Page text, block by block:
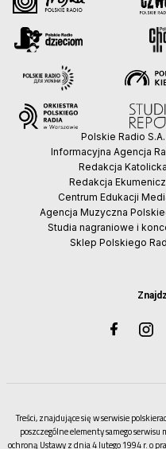
Polskie Radio S.A.
Informacyjna Agencja
Redakcja Katolicka
Redakcja
Centrum Edukacji
Agencja Muzyczna
Studia nagraniowe i
Sklep Polskiego
Treści, znajdujące się w serwisie
poszczególne elementy samego
ochroną Ustawy z dnia 4 lutego 1994 r. o